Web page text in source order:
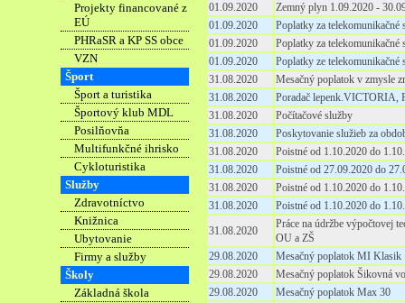
Projekty financované z
EÚ
PHRaSR a KP SS obce
VZN
Šport
Šport a turistika
Športový klub MDL
Posilňovňa
Multifunkčné ihrisko
Cykloturistika
Služby
Zdravotníctvo
Knižnica
Ubytovanie
Firmy a služby
Školy
Základná škola
01.09.2020
Zemný plyn 1.09.2020 -
01.09.2020
Poplatky za telekomunikačné
01.09.2020
Poplatky za telekomunikačné
01.09.2020
Poplatky ze telekomunikačné
31.08.2020
Mesačný poplatok v zmysle
31.08.2020
Poradač lepenk.VICTORIA,
31.08.2020
Počítačové služby
31.08.2020
Poskytovanie služieb za
31.08.2020
Poistné od 1.10.2020 do
31.08.2020
Poistné od 27.09.2020 do
31.08.2020
Poistné od 1.10.2020 do
31.08.2020
Poistné od 1.10.2020 do
31.08.2020
Práce na údržbe výpočtovej
OU a ZŠ
29.08.2020
Mesačný poplatok MI Klasik
29.08.2020
Mesačný poplatok Šikovná
29.08.2020
Mesačný poplatok Max 30